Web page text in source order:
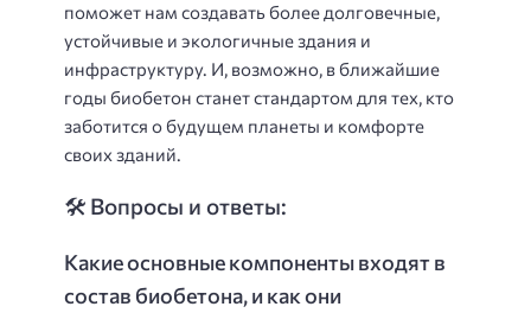
поможет нам создавать более долговечные,
устойчивые и экологичные здания и
инфраструктуру. И, возможно, в ближайшие
годы биобетон станет стандартом для тех, кто
заботится о будущем планеты и комфорте
своих зданий.
🛠️ Вопросы и ответы:
Какие основные компоненты входят в
состав биобетона, и как они